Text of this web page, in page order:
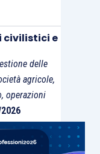
inediti per la
sancisce, di
volontario e
sarà
di altre
concreta del
effettivo alle
decisionale
e ogni altro
civilistici e
delle
agricole,
operazioni